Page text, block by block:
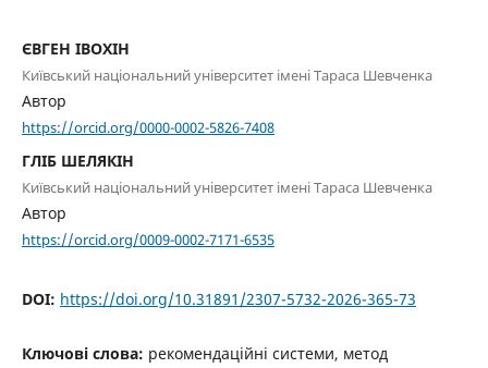
ЄВГЕН ІВОХІН
Київський національний університет імені Тараса Шевченка
Автор
https://orcid.org/0000-0002-5826-7408
ГЛІБ ШЕЛЯКІН
Київський національний університет імені Тараса Шевченка
Автор
https://orcid.org/0009-0002-7171-6535
DOI: https://doi.org/10.31891/2307-5732-2026-365-73
Ключові слова: рекомендаційні системи, метод